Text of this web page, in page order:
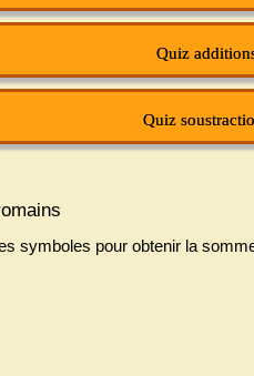
Quiz
Quiz
symboles pour obtenir la